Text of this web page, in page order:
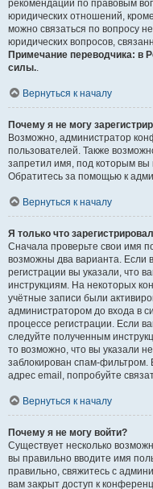
рекомендаций по правовым
юридических отношений,
можно связаться по вопросу
юридических вопросов,
Примечание переводчика: в
силы..
Вернуться к началу
Почему я не могу
Возможно, администратор
пользователей. Также
запретил имя, под которым вы
Обратитесь за помощью к
Вернуться к началу
Я только что
Сначала проверьте свои имя
возможны два варианта. Если
регистрации вы указали, что
инструкциям. На некоторых
учётные записи были
администратором до входа в
процессе регистрации. Если
следуйте полученным
то возможно, что вы указали
заблокирован спам-фильтром.
адрес email, попробуйте
Вернуться к началу
Почему я не могу войти?
Существует несколько
вы правильно вводите имя
правильно, свяжитесь с
вам закрыт доступ к